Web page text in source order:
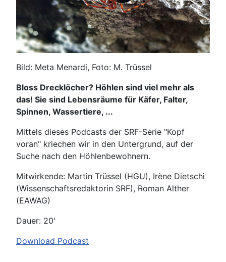
Bild: Meta Menardi, Foto: M. Trüssel
Bloss Drecklöcher? Höhlen sind viel mehr als
das! Sie sind Lebensräume für Käfer, Falter,
Spinnen, Wassertiere, ...
Mittels dieses Podcasts der SRF-Serie "Kopf
voran" kriechen wir in den Untergrund, auf der
Suche nach den Höhlenbewohnern.
Mitwirkende: Martin Trüssel (HGU), Irène Dietschi
(Wissenschaftsredaktorin SRF), Roman Alther
(EAWAG)
Dauer: 20'
Download Podcast